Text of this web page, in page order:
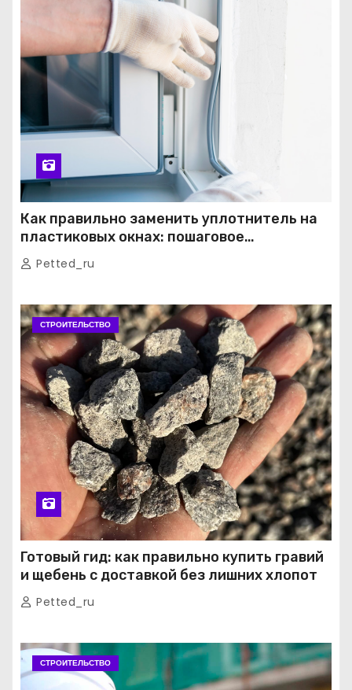
Как правильно заменить уплотнитель на
пластиковых окнах: пошаговое
руководство от экспертов
Petted_ru
СТРОИТЕЛЬСТВО
Готовый гид: как правильно купить гравий
и щебень с доставкой без лишних хлопот
Petted_ru
СТРОИТЕЛЬСТВО